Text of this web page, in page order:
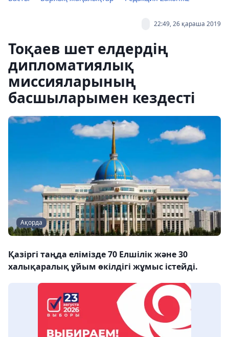
22:49, 26 қараша 2019
Тоқаев шет елдердің
дипломатиялық
миссияларының
басшыларымен кездесті
Ақорда
Қазіргі таңда елімізде 70 Елшілік және 30
халықаралық ұйым өкілдігі жұмыс істейді.